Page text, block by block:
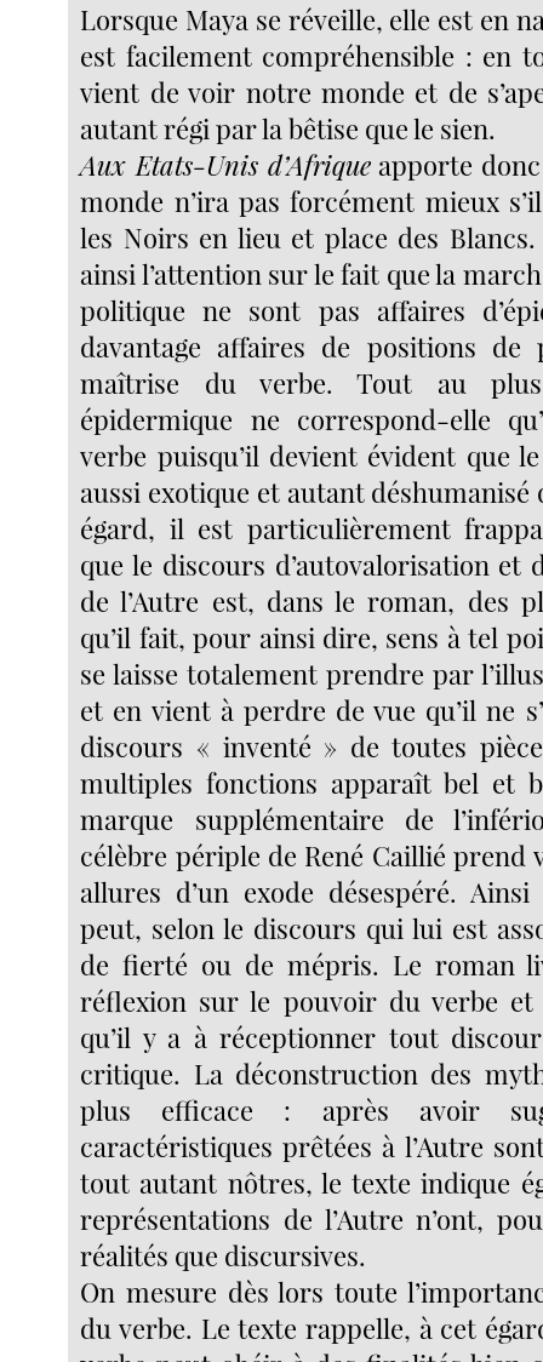
Lorsque Maya se réveille, elle est en
est facilement compréhensible : en
vient de voir notre monde et de
autant régi par la bêtise que le sien.
Aux Etats-Unis d’Afriqueapporte
monde n’ira pas forcément mieux
les Noirs en lieu et place des
ainsi l’attention sur le fait que la
politique ne sont pas affaires
davantage affaires de positions de
maîtrise du verbe. Tout au
épidermique ne correspond-elle
verbe puisqu’il devient évident que
aussi exotique et autant déshumanisé
égard, il est particulièrement
que le discours d’autovalorisation et
de l’Autre est, dans le roman, des
qu’il fait, pour ainsi dire, sens à tel
se laisse totalement prendre par
et en vient à perdre de vue qu’il ne
discours « inventé » de toutes
multiples fonctions apparaît bel et
marque supplémentaire de
célèbre périple de René Caillié prend
allures d’un exode désespéré.
peut, selon le discours qui lui est
de fierté ou de mépris. Le roman
réflexion sur le pouvoir du verbe et
qu’il y a à réceptionner tout
critique. La déconstruction des
plus efficace : après avoir
caractéristiques prêtées à l’Autre
tout autant nôtres, le texte indique
représentations de l’Autre n’ont,
réalités que discursives.
On mesure dès lors toute
du verbe. Le texte rappelle, à cet